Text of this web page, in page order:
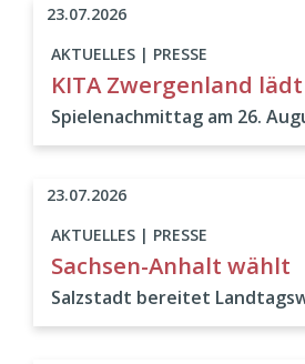
AKTUELLES | PRESSE
KITA Zwergenland
Spielenachmittag am 26.
23.07.2026
AKTUELLES | PRESSE
Sachsen-Anhalt wählt
Salzstadt bereitet
23.07.2026